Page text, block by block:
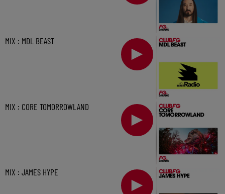
MIX : MDL BEAST
MIX : CORE TOMORROWLAND
MIX : JAMES HYPE